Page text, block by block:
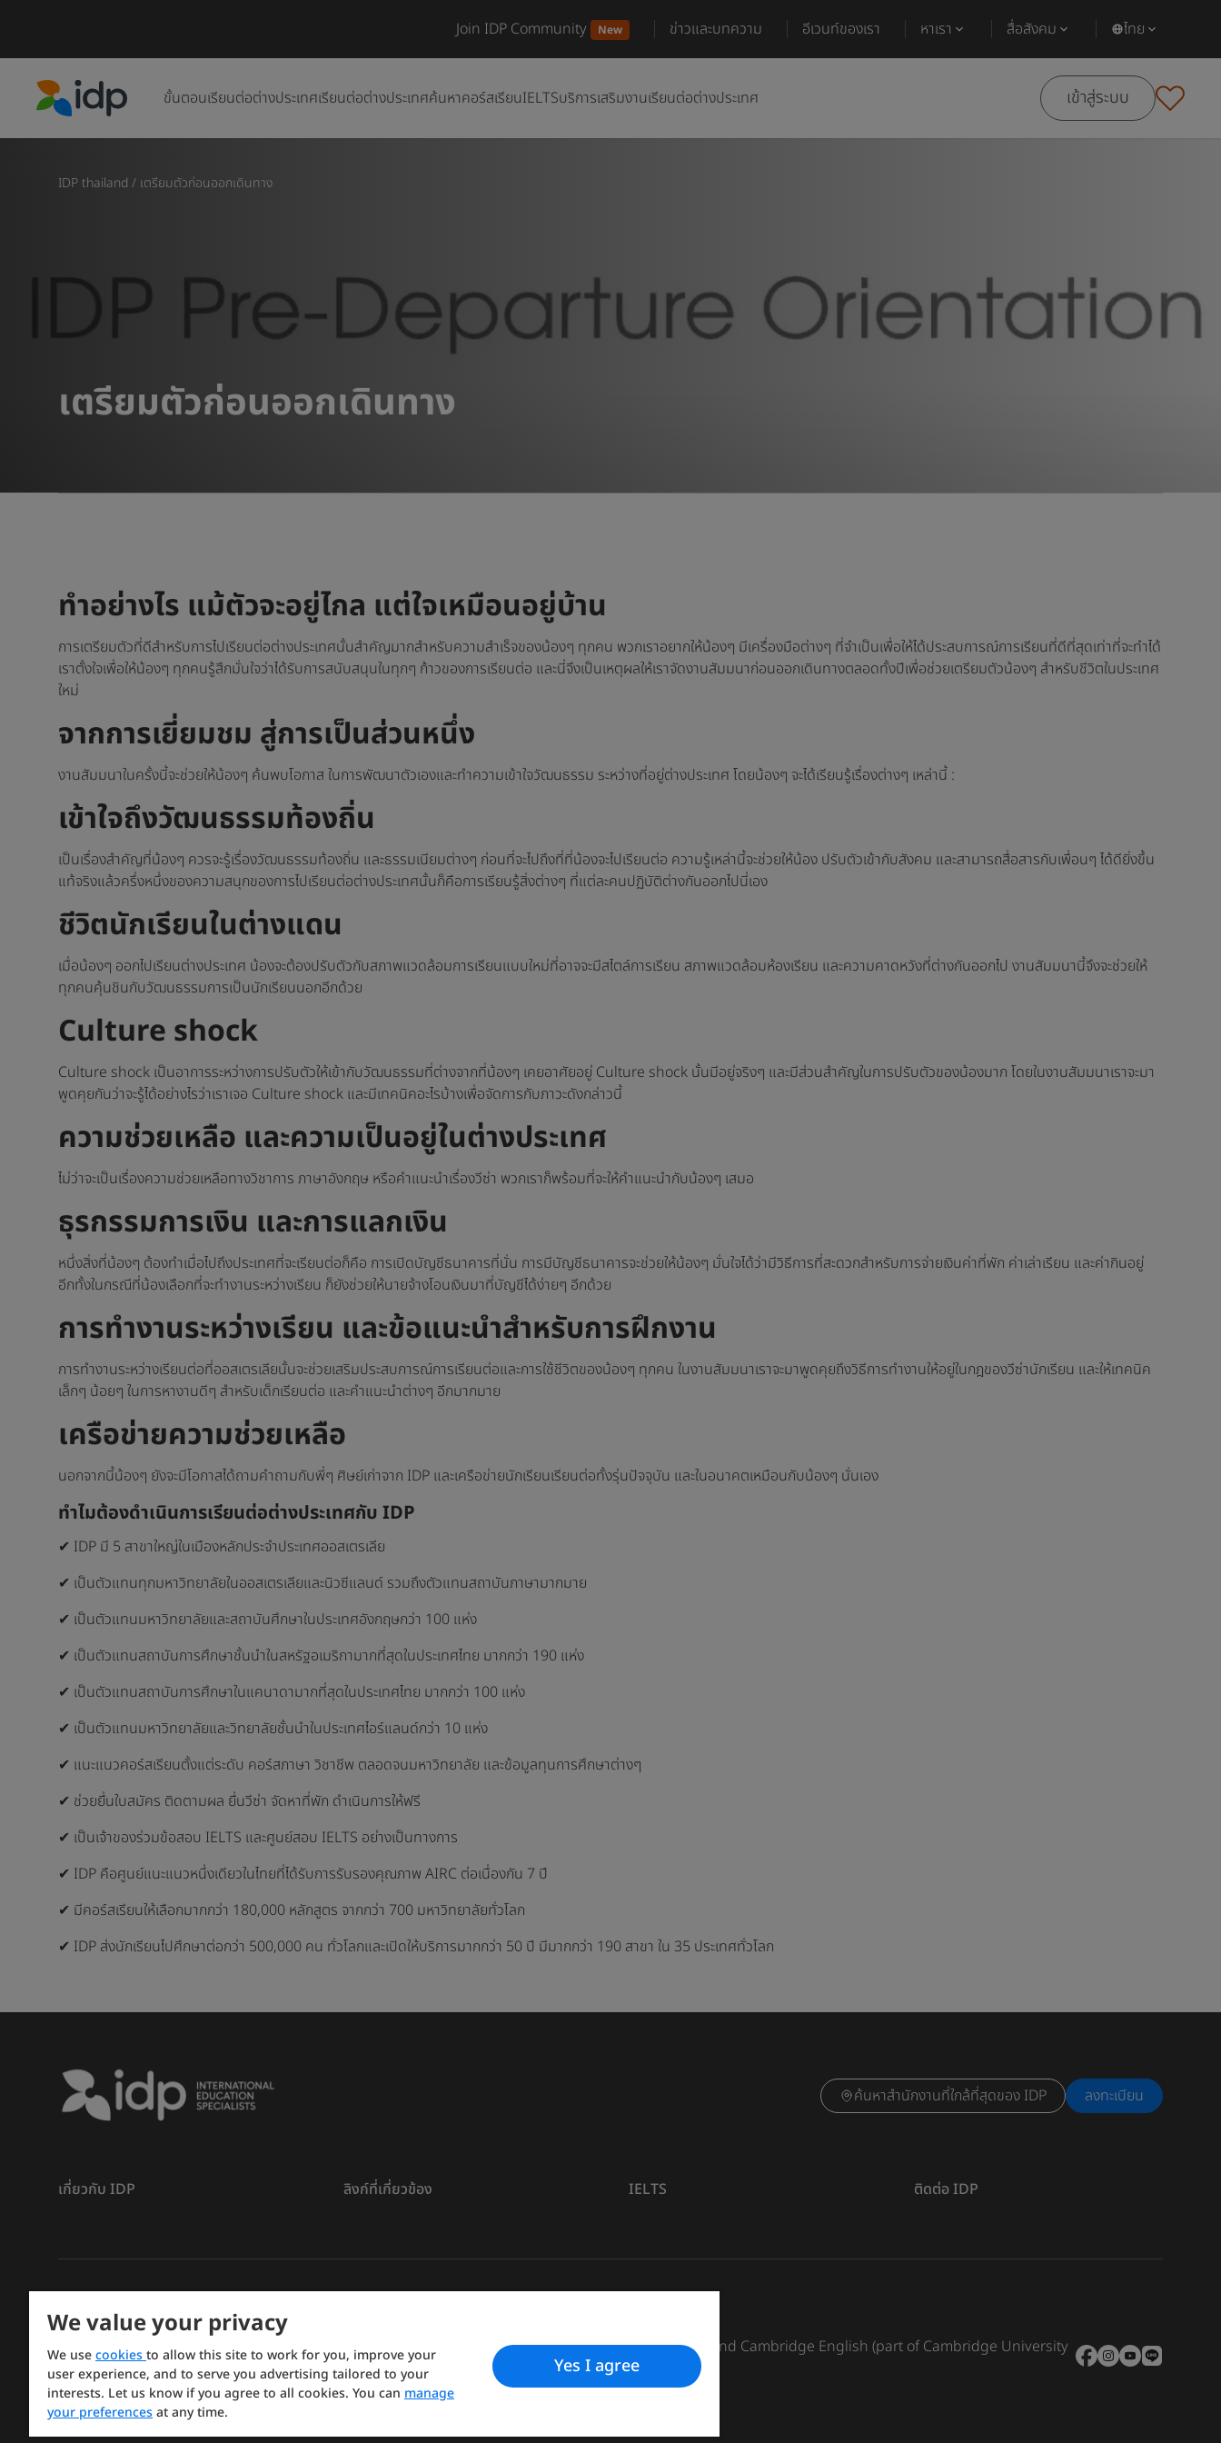
Join IDP Community New ข่าวและบทความ อีเวนท์ของเรา หาเรา สื่อสังคม ไทย
ขั้นตอนเรียนต่อต่างประเทศเรียนต่อต่างประเทศค้นหาคอร์สเรียนIELTSบริการเสริมงานเรียนต่อต่างประเทศ เข้าสู่ระบบ
IDP thailand / เตรียมตัวก่อนออกเดินทาง
เตรียมตัวก่อนออกเดินทาง
ทำอย่างไร แม้ตัวจะอยู่ไกล แต่ใจเหมือนอยู่บ้าน
การเตรียมตัวที่ดีสำหรับการไปเรียนต่อต่างประเทศนั้นสำคัญมากสำหรับความสำเร็จของน้องๆ ทุกคน พวกเราอยากให้น้องๆ มีเครื่องมือต่างๆ ที่จำเป็นเพื่อให้ได้ประสบการณ์การเรียนที่ดีที่สุดเท่าที่จะทำได้
เราตั้งใจเพื่อให้น้องๆ ทุกคนรู้สึกมั่นใจว่าได้รับการสนับสนุนในทุกๆ ก้าวของการเรียนต่อ และนี่จึงเป็นเหตุผลให้เราจัดงานสัมมนาก่อนออกเดินทางตลอดทั้งปีเพื่อช่วยเตรียมตัวน้องๆ สำหรับชีวิตในประเทศ
ใหม่
จากการเยี่ยมชม สู่การเป็นส่วนหนึ่ง
งานสัมมนาในครั้งนี้จะช่วยให้น้องๆ ค้นพบโอกาส ในการพัฒนาตัวเองและทำความเข้าใจวัฒนธรรม ระหว่างที่อยู่ต่างประเทศ โดยน้องๆ จะได้เรียนรู้เรื่องต่างๆ เหล่านี้ :
เข้าใจถึงวัฒนธรรมท้องถิ่น
เป็นเรื่องสำคัญที่น้องๆ ควรจะรู้เรื่องวัฒนธรรมท้องถิ่น และธรรมเนียมต่างๆ ก่อนที่จะไปถึงที่ที่น้องจะไปเรียนต่อ ความรู้เหล่านี้จะช่วยให้น้อง ปรับตัวเข้ากับสังคม และสามารถสื่อสารกับเพื่อนๆ ได้ดียิ่งขึ้น
แท้จริงแล้วครึ่งหนึ่งของความสนุกของการไปเรียนต่อต่างประเทศนั้นก็คือการเรียนรู้สิ่งต่างๆ ที่แต่ละคนปฏิบัติต่างกันออกไปนี่เอง
ชีวิตนักเรียนในต่างแดน
เมื่อน้องๆ ออกไปเรียนต่างประเทศ น้องจะต้องปรับตัวกับสภาพแวดล้อมการเรียนแบบใหม่ที่อาจจะมีสไตล์การเรียน สภาพแวดล้อมห้องเรียน และความคาดหวังที่ต่างกันออกไป งานสัมมนานี้จึงจะช่วยให้
ทุกคนคุ้นชินกับวัฒนธรรมการเป็นนักเรียนนอกอีกด้วย
Culture shock
Culture shock เป็นอาการระหว่างการปรับตัวให้เข้ากับวัฒนธรรมที่ต่างจากที่น้องๆ เคยอาศัยอยู่ Culture shock นั้นมีอยู่จริงๆ และมีส่วนสำคัญในการปรับตัวของน้องมาก โดยในงานสัมมนาเราจะมา
พูดคุยกันว่าจะรู้ได้อย่างไรว่าเราเจอ Culture shock และมีเทคนิคอะไรบ้างเพื่อจัดการกับภาวะดังกล่าวนี้
ความช่วยเหลือ และความเป็นอยู่ในต่างประเทศ
ไม่ว่าจะเป็นเรื่องความช่วยเหลือทางวิชาการ ภาษาอังกฤษ หรือคำแนะนำเรื่องวีซ่า พวกเราก็พร้อมที่จะให้คำแนะนำกับน้องๆ เสมอ
ธุรกรรมการเงิน และการแลกเงิน
หนึ่งสิ่งที่น้องๆ ต้องทำเมื่อไปถึงประเทศที่จะเรียนต่อก็คือ การเปิดบัญชีธนาคารที่นั่น การมีบัญชีธนาคารจะช่วยให้น้องๆ มั่นใจได้ว่ามีวิธีการที่สะดวกสำหรับการจ่ายเงินค่าที่พัก ค่าเล่าเรียน และค่ากินอยู่
อีกทั้งในกรณีที่น้องเลือกที่จะทำงานระหว่างเรียน ก็ยังช่วยให้นายจ้างโอนเงินมาที่บัญชีได้ง่ายๆ อีกด้วย
การทำงานระหว่างเรียน และข้อแนะนำสำหรับการฝึกงาน
การทำงานระหว่างเรียนต่อที่ออสเตรเลียนั้นจะช่วยเสริมประสบการณ์การเรียนต่อและการใช้ชีวิตของน้องๆ ทุกคน ในงานสัมมนาเราจะมาพูดคุยถึงวิธีการทำงานให้อยู่ในกฎของวีซ่านักเรียน และให้เทคนิค
เล็กๆ น้อยๆ ในการหางานดีๆ สำหรับเด็กเรียนต่อ และคำแนะนำต่างๆ อีกมากมาย
เครือข่ายความช่วยเหลือ
นอกจากนี้น้องๆ ยังจะมีโอกาสได้ถามคำถามกับพี่ๆ ศิษย์เก่าจาก IDP และเครือข่ายนักเรียนเรียนต่อทั้งรุ่นปัจจุบัน และในอนาคตเหมือนกับน้องๆ นั่นเอง
ทำไมต้องดำเนินการเรียนต่อต่างประเทศกับ IDP
✔ IDP มี 5 สาขาใหญ่ในเมืองหลักประจำประเทศออสเตรเลีย
✔ เป็นตัวแทนทุกมหาวิทยาลัยในออสเตรเลียและนิวซีแลนด์ รวมถึงตัวแทนสถาบันภาษามากมาย
✔ เป็นตัวแทนมหาวิทยาลัยและสถาบันศึกษาในประเทศอังกฤษกว่า 100 แห่ง
✔ เป็นตัวแทนสถาบันการศึกษาชั้นนำในสหรัฐอเมริกามากที่สุดในประเทศไทย มากกว่า 190 แห่ง
✔ เป็นตัวแทนสถาบันการศึกษาในแคนาดามากที่สุดในประเทศไทย มากกว่า 100 แห่ง
✔ เป็นตัวแทนมหาวิทยาลัยและวิทยาลัยชั้นนำในประเทศไอร์แลนด์กว่า 10 แห่ง
✔ แนะแนวคอร์สเรียนตั้งแต่ระดับ คอร์สภาษา วิชาชีพ ตลอดจนมหาวิทยาลัย และข้อมูลทุนการศึกษาต่างๆ
✔ ช่วยยื่นใบสมัคร ติดตามผล ยื่นวีซ่า จัดหาที่พัก ดำเนินการให้ฟรี
✔ เป็นเจ้าของร่วมข้อสอบ IELTS และศูนย์สอบ IELTS อย่างเป็นทางการ
✔ IDP คือศูนย์แนะแนวหนึ่งเดียวในไทยที่ได้รับการรับรองคุณภาพ AIRC ต่อเนื่องกัน 7 ปี
✔ มีคอร์สเรียนให้เลือกมากกว่า 180,000 หลักสูตร จากกว่า 700 มหาวิทยาลัยทั่วโลก
✔ IDP ส่งนักเรียนไปศึกษาต่อกว่า 500,000 คน ทั่วโลกและเปิดให้บริการมากกว่า 50 ปี มีมากกว่า 190 สาขา ใน 35 ประเทศทั่วโลก
ค้นหาสำนักงานที่ใกล้ที่สุดของ IDP ลงทะเบียน
เกี่ยวกับ IDP ลิงก์ที่เกี่ยวข้อง IELTS ติดต่อ IDP
ลิขสิทธิ์ ©การศึกษา IDP ปี 2026
Copyright © IELTS Partners. IELTS Partners defined as The British Council, IELTS Australia Pty. Ltd. and Cambridge English (part of Cambridge University
Press & Assessment)
Investors Terms of use Privacy policy Disclaimer
We value your privacy
We usecookiesto allow this site to work for you, improve your
user experience, and to serve you advertising tailored to your
interests. Let us know if you agree to all cookies. You can manage
your preferencesat any time.
Yes I agree